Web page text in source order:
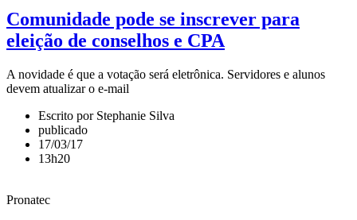
Comunidade pode se inscrever para
eleição de conselhos e CPA
A novidade é que a votação será eletrônica. Servidores e alunos
devem atualizar o e-mail
Escrito por Stephanie Silva
publicado
17/03/17
13h20
Pronatec